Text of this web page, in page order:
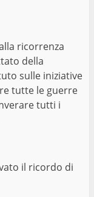
ricorrenza
della
sulle iniziative
tutte le guerre
tutti i
il ricordo di